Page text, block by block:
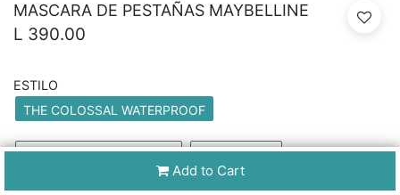
MASCARA DE PESTAÑAS MAYBELLINE
L 390.00
ESTILO
THE COLOSSAL WATERPROOF
THE COLOSSAL LAVABLE THE FALSIES
Add to Cart